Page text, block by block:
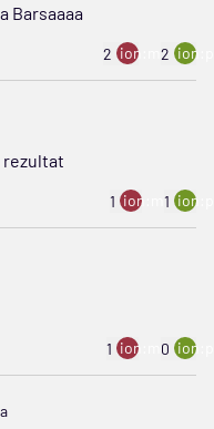
Barsaaaa
2 ion:minus
2
rezultat
1 ion:minus
1
1 ion:minus
0